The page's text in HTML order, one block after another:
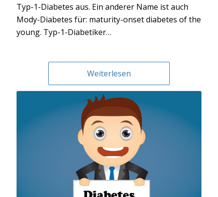
Typ-1-Diabetes aus. Ein anderer Name ist auch
Mody-Diabetes für: maturity-onset diabetes of the
young. Typ-1-Diabetiker…
Weiterlesen